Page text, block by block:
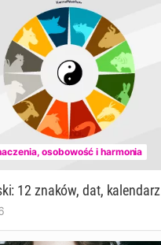
osobowość i harmonia
12 znaków, dat, kalendarz